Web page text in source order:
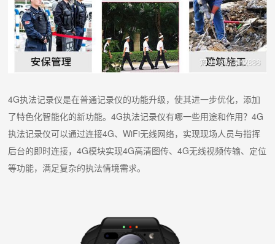
4G执法记录仪是在普通记录仪的功能升级，使其进一步优化，添加
了特色化智能化的新功能。4G执法记录仪有哪一些用途和作用？4G
执法记录仪可以通过连接4G、WiFi无线网络，实现现场人员与指挥
后台的即时连接，4G模块实现4G高清图传、4G无线视频传输、定位
等功能，满足复杂的执法情境需求。